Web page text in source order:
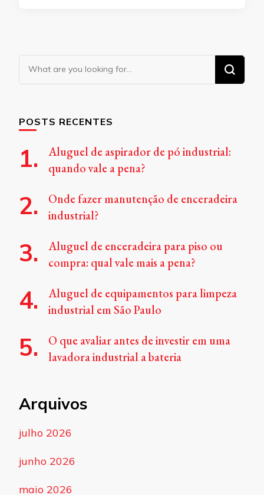
Looking
POSTS RECENTES
Aluguel de aspirador de pó industrial:
quando vale a pena?
Onde fazer manutenção de enceradeira
industrial?
Aluguel de enceradeira para piso ou
compra: qual vale mais a pena?
Aluguel de equipamentos para limpeza
industrial em São Paulo
O que avaliar antes de investir em uma
lavadora industrial a bateria
Arquivos
julho 2026
junho 2026
maio 2026